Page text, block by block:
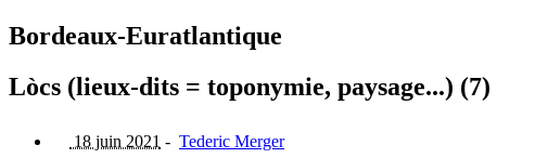
Bordeaux-Euratlantique
Lòcs (lieux-dits = toponymie, paysage...) (7)
18 juin 2021 - Tederic Merger